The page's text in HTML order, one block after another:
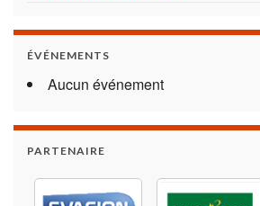
ÉVÉNEMENTS
Aucun événement
PARTENAIRE